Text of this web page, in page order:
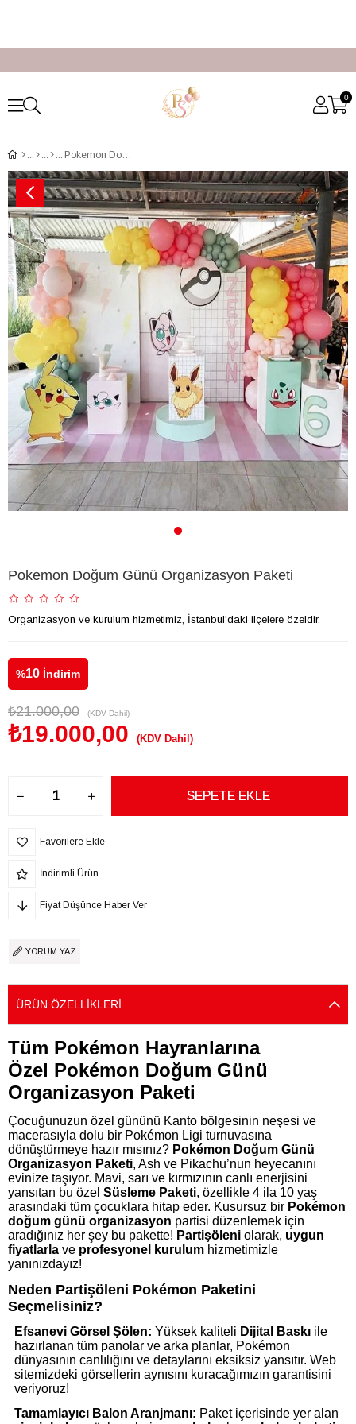
0
Pokemon Doğum Günü Organizasyon Paketi
Pokemon Doğum Günü Organizasyon Paketi
Organizasyon ve kurulum hizmetimiz, İstanbul'daki ilçelere özeldir.
%10 İndirim
₺21.000,00 (KDV Dahil)
₺19.000,00 (KDV Dahil)
Favorilere Ekle
İndirimli Ürün
Fiyat Düşünce Haber Ver
YORUM YAZ
ÜRÜN ÖZELLIKLERI
Tüm Pokémon Hayranlarına
Özel Pokémon Doğum Günü
Organizasyon Paketi
Çocuğunuzun özel gününü Kanto bölgesinin neşesi ve
macerasıyla dolu bir Pokémon Ligi turnuvasına
dönüştürmeye hazır mısınız? Pokémon Doğum Günü
Organizasyon Paketi, Ash ve Pikachu’nun heyecanını
evinize taşıyor. Mavi, sarı ve kırmızının canlı enerjisini
yansıtan bu özel Süsleme Paketi, özellikle 4 ila 10 yaş
arasındaki tüm çocuklara hitap eder. Kusursuz bir Pokémon
doğum günü organizasyon partisi düzenlemek için
aradığınız her şey bu pakette! Partişöleni olarak, uygun
fiyatlarla ve profesyonel kurulum hizmetimizle
yanınızdayız!
Neden Partişöleni Pokémon Paketini
Seçmelisiniz?
Efsanevi Görsel Şölen: Yüksek kaliteli Dijital Baskı ile
hazırlanan tüm panolar ve arka planlar, Pokémon
dünyasının canlılığını ve detaylarını eksiksiz yansıtır. Web
sitemizdeki görsellerin aynısını kuracağımızın garantisini
veriyoruz!
Tamamlayıcı Balon Aranjmanı: Paket içerisinde yer alan